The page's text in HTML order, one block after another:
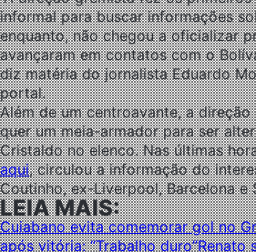
informal para buscar informações
enquanto, não chegou a oficializar
avançaram em contatos com o
diz matéria do jornalista Eduardo
portal.
Além de um centroavante, a
quer um meia-armador para ser
Cristaldo no elenco. Nas últimas
aqui, circulou a informação do
Coutinho, ex-Liverpool, Barcelona e
LEIA MAIS:
Cuiabano evita comemorar gol no
após vitória: “Trabalho duro”Renato